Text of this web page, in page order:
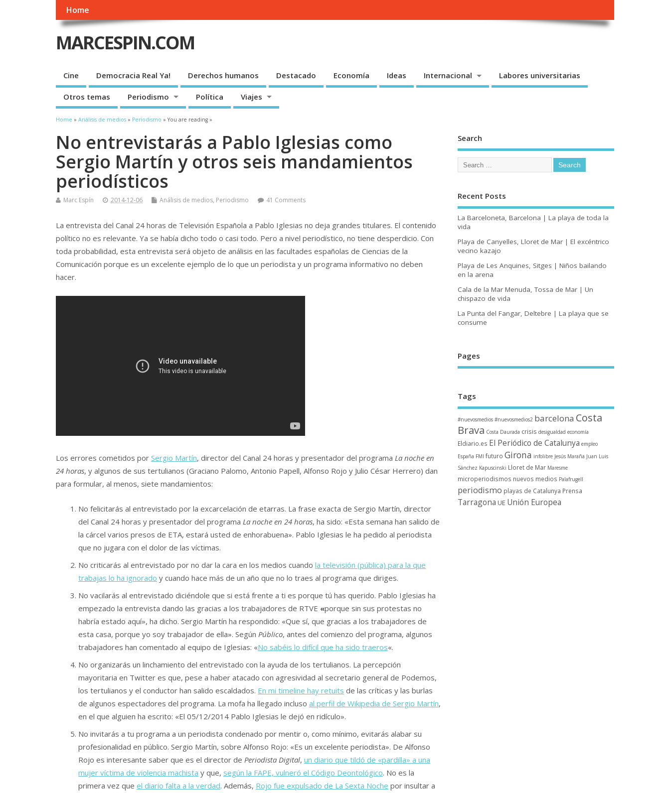
Home
MARCESPIN.COM
Cine Democracia Real Ya! Derechos humanos Destacado Economía Ideas Internacional Labores universitarias
Otros temas Periodismo Política Viajes
Home » Análisis de medios » Periodismo » You are reading »
No entrevistarás a Pablo Iglesias como
Sergio Martín y otros seis mandamientos
periodísticos
Marc Espín 2014-12-06 Análisis de medios, Periodismo 41 Comments
La entrevista del Canal 24 horas de Televisión Española a Pablo Iglesias no deja grandes titulares. El contenido
político no es relevante. Ya se había dicho todo o casi todo. Pero a nivel periodístico, no tiene desperdicio. Con
toda probabilidad, esta entrevista será objeto de análisis en las facultades españolas de Ciencias de la
Comunicación porque es un excelente ejemplo de lo que un periodista y un programa informativo no deben
hacer.
Los errores cometidos por Sergio Martín, director del Canal 24 horas y presentador del programa La noche en
24 horas, y algunos de sus tertulianos (Graciano Palomo, Antonio Papell, Alfonso Rojo y Julio César Herrero) dan
para formular, al menos, siete mandamientos:
No felicitarás al entrevistado por la excarcelación de etarras. La frase exacta de Sergio Martín, director
del Canal 24 horas y presentador del programa La noche en 24 horas, ha sido: «Esta semana han salido de
la cárcel varios presos de ETA, estará usted de enhorabuena». Pablo Iglesias le ha pedido al periodista
que no jugara con el dolor de las víctimas.
No criticarás al entrevistado por no dar la cara en los medios cuando la televisión (pública) para la que
trabajas lo ha ignorado y cuando hace más de un año que no lo traes al programa que diriges.
No vacilarás al entrevistado diciéndole que si está frente a ti es porque tú has querido. Pablo Iglesias ha
empezado la entrevista dando las gracias a los trabajadores de RTVE «porque sin sus protestas no
habría estado aquí», ha dicho. Sergio Martín ha respondido: «Que sí, que gracias a los trabajadores de
esta casa, porque yo soy trabajador de ella». Según Público, antes del comienzo del programa, algunos
trabajadores han comentado al equipo de Iglesias: «No sabéis lo difícil que ha sido traeros«.
No organizarás un linchamiento del entrevistado con la ayuda de los tertulianos. La percepción
mayoritaria en Twitter es que, pese a haber atacado con agresividad al secretario general de Podemos,
los tertulianos y el conductor han salido escaldados. En mi timeline hay retuits de las críticas y las burlas
de algunos espectadores del programa. La mofa ha llegado incluso al perfil de Wikipedia de Sergio Martín,
en el que alguien ha escrito: «El 05/12/2014 Pablo Iglesias le dejó en ridículo».
No invitarás a tu programa a un periodista condenado por mentir o, como mínimo, evitarás alabar su
profesionalidad en público. Sergio Martín, sobre Alfonso Rojo: «Es un excelente periodista». De Alfonso
Rojo es interesante saber que es el director de Periodista Digital, un diario que tildó de «pardilla» a una
mujer víctima de violencia machista y que, según la FAPE, vulneró el Código Deontológico. No es la
primera vez que el diario falta a la verdad. Además, Rojo fue expulsado de La Sexta Noche por insultar a
Search
Recent Posts
La Barceloneta, Barcelona | La playa de toda la
vida
Playa de Canyelles, Lloret de Mar | El excéntrico
vecino kazajo
Playa de Les Anquines, Sitges | Niños bailando
en la arena
Cala de la Mar Menuda, Tossa de Mar | Un
chispazo de vida
La Punta del Fangar, Deltebre | La playa que se
consume
Pages
Tags
#nuevosmedios #nuevosmedios2 barcelona Costa
Brava Costa Daurada crisis desigualdad economía
Eldiario.es El Periódico de Catalunya empleo
España FMI futuro Girona infolibre Jesús Maraña Juan Luis
Sánchez Kapuscinski Lloret de Mar Maresme
microperiodismos nuevos medios Palafrugell
periodismo playas de Catalunya Prensa
Tarragona UE Unión Europea